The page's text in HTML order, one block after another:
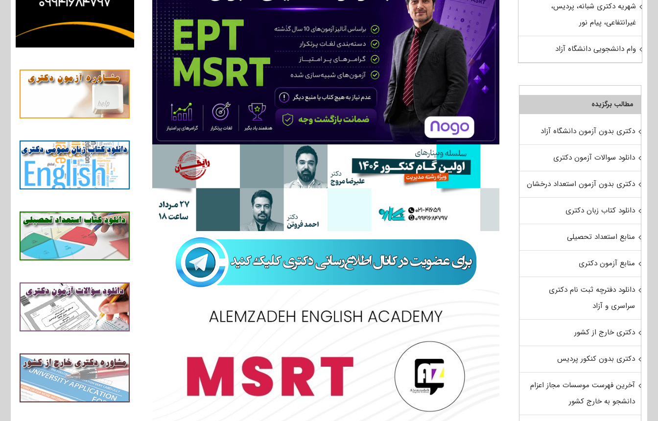
شهریه دکتری شبانه، پردیس،
غیرانتفاعی، پیام نور
وام دانشجویی دانشگاه آزاد
مطالب برگزیده
دکتری بدون آزمون دانشگاه آزاد
دانلود سوالات آزمون دکتری
دکتری بدون آزمون استعداد درخشان
دانلود کتاب زبان دکتری
منابع استعداد تحصیلی
منابع آزمون دکتری
دانلود دفترچه ثبت نام دکتری
سراسری و آزاد
دکتری خارج از کشور
دکتری بدون کنکور پردیس
آخرین فهرست موسسات مجاز اعزام
دانشجو به خارج کشور